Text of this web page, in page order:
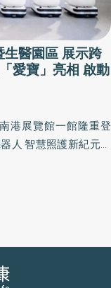
醫園區 展示跨
愛寶」亮相 啟動
港展覽館一館隆重登
人 智慧照護新紀元」
醫產業」為四大核心